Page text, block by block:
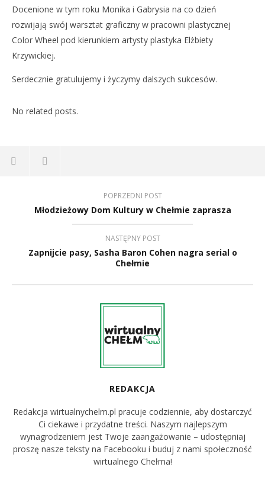
Docenione w tym roku Monika i Gabrysia na co dzień
rozwijają swój warsztat graficzny w pracowni plastycznej
Color Wheel pod kierunkiem artysty plastyka Elżbiety
Krzywickiej.
Serdecznie gratulujemy i życzymy dalszych sukcesów.
No related posts.
POPRZEDNI POST
Młodzieżowy Dom Kultury w Chełmie zaprasza
NASTĘPNY POST
Zapnijcie pasy, Sasha Baron Cohen nagra serial o
Chełmie
REDAKCJA
Redakcja wirtualnychelm.pl pracuje codziennie, aby dostarczyć
Ci ciekawe i przydatne treści. Naszym najlepszym
wynagrodzeniem jest Twoje zaangażowanie – udostępniaj
proszę nasze teksty na Facebooku i buduj z nami społeczność
wirtualnego Chełma!